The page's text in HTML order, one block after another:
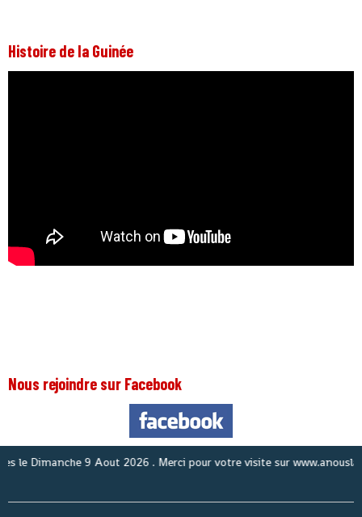
Histoire de la Guinée
Nous rejoindre sur Facebook